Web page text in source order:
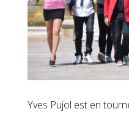
Yves Pujol est en